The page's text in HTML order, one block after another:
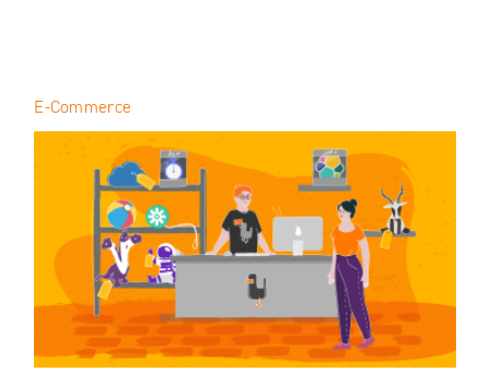
E-Commerce